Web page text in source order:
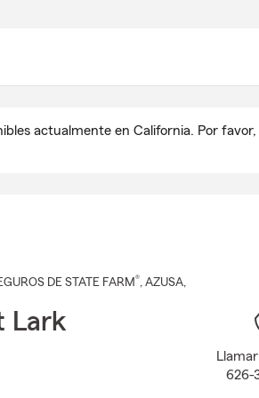
actualmente en California. Por
DE STATE FARM®, AZUSA,
Lark
626-